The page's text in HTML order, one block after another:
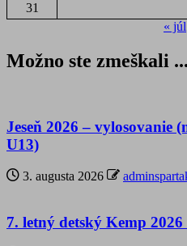
31
« júl
Možno ste zmeškali ...
Jeseň 2026 – vylosovanie
U13)
3. augusta 2026
7. letný detský Kemp 2026